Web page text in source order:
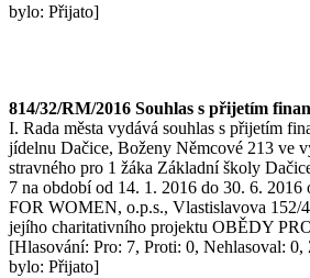
bylo: Přijato]
814/32/RM/2016 Souhlas s přijetím
I. Rada města vydává souhlas s přijetím
jídelnu Dačice, Boženy Němcové 213 ve
stravného pro 1 žáka Základní školy
7 na období od 14. 1. 2016 do 30. 6.
FOR WOMEN, o.p.s., Vlastislavova 152/
jejího charitativního projektu OBĚDY
[Hlasování: Pro: 7, Proti: 0, Nehlasoval: 0,
bylo: Přijato]